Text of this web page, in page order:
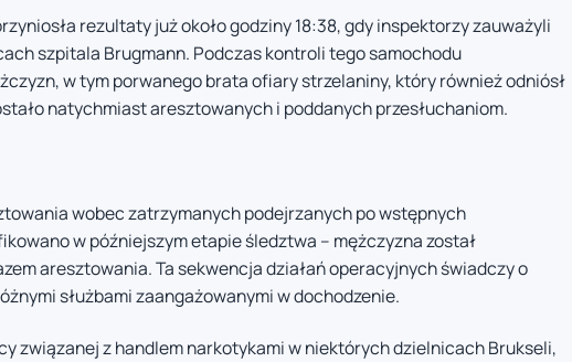
rezultaty już około godziny 18:38, gdy inspektorzy zauważyli
szpitala Brugmann. Podczas kontroli tego samochodu
w tym porwanego brata ofiary strzelaniny, który również odniósł
natychmiast aresztowanych i poddanych przesłuchaniom.
wobec zatrzymanych podejrzanych po wstępnych
w późniejszym etapie śledztwa – mężczyzna został
aresztowania. Ta sekwencja działań operacyjnych świadczy o
służbami zaangażowanymi w dochodzenie.
związanej z handlem narkotykami w niektórych dzielnicach Brukseli,